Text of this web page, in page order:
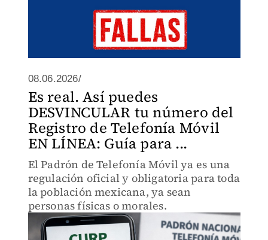
08.06.2026/
Es real. Así puedes
DESVINCULAR tu número del
Registro de Telefonía Móvil
EN LÍNEA: Guía para ...
El Padrón de Telefonía Móvil ya es una
regulación oficial y obligatoria para toda
la población mexicana, ya sean
personas físicas o morales.